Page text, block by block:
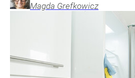
Magda Grefkowicz